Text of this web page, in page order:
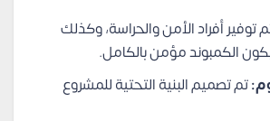
توفير أفراد الأمن والحراسة، وكذلك
الكمبوند مؤمن بالكامل.
تم تصميم البنية التحتية للمشروع